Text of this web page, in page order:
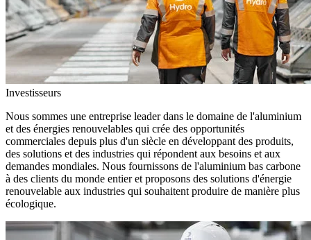
Investisseurs
Nous sommes une entreprise leader dans le domaine de l'aluminium
et des énergies renouvelables qui crée des opportunités
commerciales depuis plus d'un siècle en développant des produits,
des solutions et des industries qui répondent aux besoins et aux
demandes mondiales. Nous fournissons de l'aluminium bas carbone
à des clients du monde entier et proposons des solutions d'énergie
renouvelable aux industries qui souhaitent produire de manière plus
écologique.